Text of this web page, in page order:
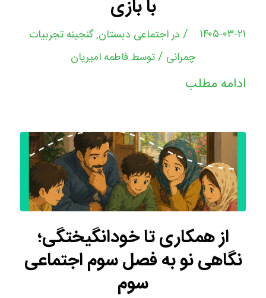
با بازی
۱۴۰۵-۰۳-۲۱ / دراجتماعی دبستان,گنجینه تجربیات
چمرانی /توسطفاطمه امیریان
ادامه مطلب
از همکاری تا خودانگیختگی؛
نگاهی نو به فصل سوم اجتماعی
سوم